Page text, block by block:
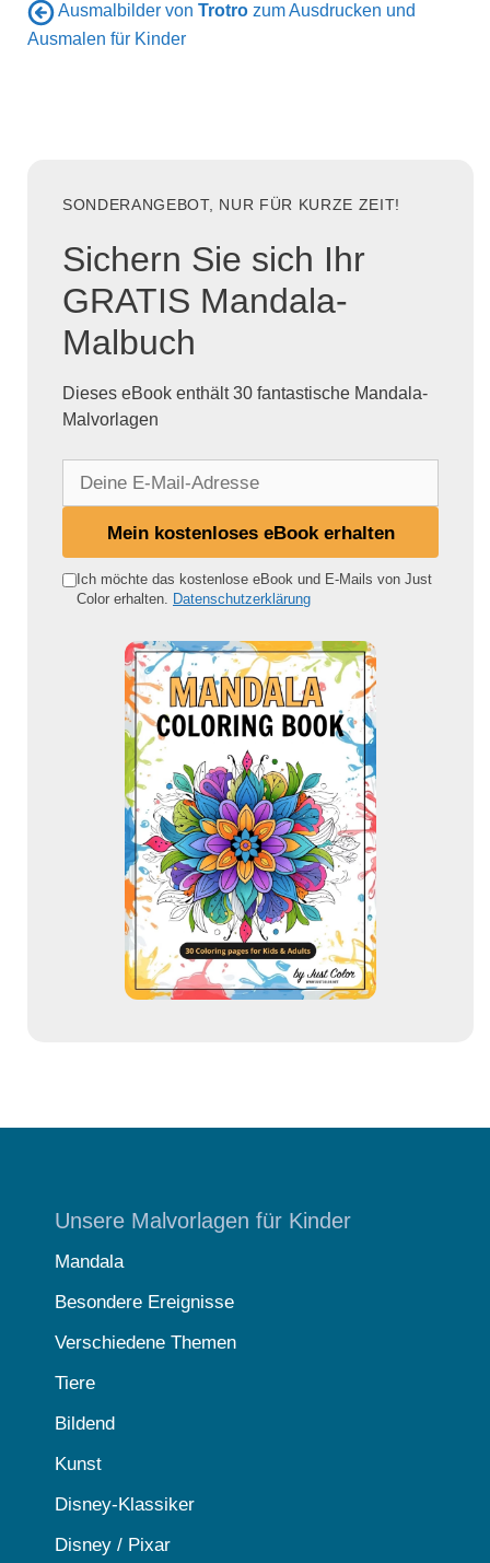
Ausmalbilder von Trotro zum Ausdrucken und
Ausmalen für Kinder
SONDERANGEBOT, NUR FÜR KURZE ZEIT!
Sichern Sie sich Ihr
GRATIS Mandala-
Malbuch
Dieses eBook enthält 30 fantastische Mandala-
Malvorlagen
e
Mein kostenloses eBook erhalten
Ich möchte das kostenlose eBook und E-Mails von Just
Color erhalten. Datenschutzerklärung
Unsere Malvorlagen für Kinder
Mandala
Besondere Ereignisse
Verschiedene Themen
Tiere
Bildend
Kunst
Disney-Klassiker
Disney / Pixar